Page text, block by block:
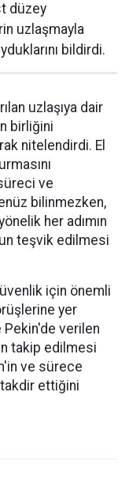
düzey
uzlaşmayla
bildirdi.
uzlaşıya dair
birliğini
nitelendirdi. El
ve
bilinmezken,
her adımın
teşvik edilmesi
için önemli
yer
verilen
takip edilmesi
ve sürece
takdir ettiğini